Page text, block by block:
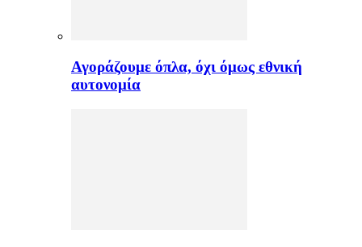
Αγοράζουμε όπλα, όχι όμως εθνική
αυτονομία